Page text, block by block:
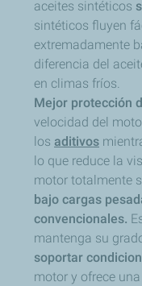
aceites sintéticos
sintéticos fluyen
extremadamente
diferencia del
en climas fríos.
Mejor protección
velocidad del
los aditivos
lo que reduce la
motor totalmente
bajo cargas
convencionales.
mantenga su
soportar
motor y ofrece